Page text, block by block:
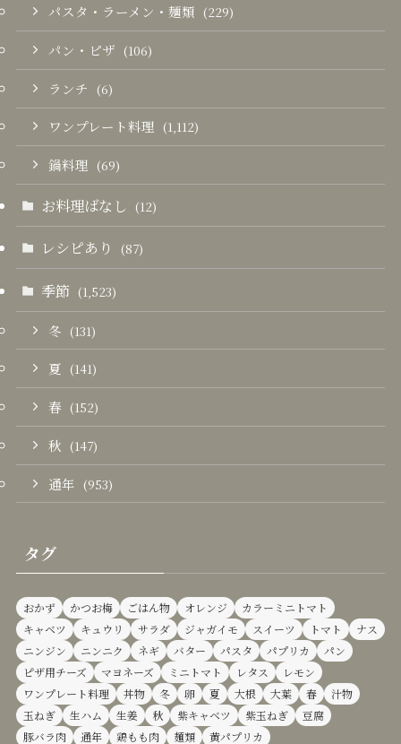
パスタ・ラーメン・麺類 (229)
パン・ピザ (106)
ランチ (6)
ワンプレート料理 (1,112)
鍋料理 (69)
お料理ばなし (12)
レシピあり (87)
季節 (1,523)
冬 (131)
夏 (141)
春 (152)
秋 (147)
通年 (953)
タグ
おかず かつお梅 ごはん物 オレンジ
カラーミニトマト
キャベツ
キュウリ サラダ ジャガイモ スイーツ トマト
ナス
ニンジン
ニンニク ネギ バター パスタ パプリカ
パン
ピザ用チーズ
マヨネーズ ミニトマト レタス
レモン
ワンプレート料理
丼物 冬 卵 夏 大根 大葉 春
汁物
玉ねぎ
生ハム 生姜 秋 紫キャベツ 紫玉ねぎ
豆腐
豚バラ肉
通年 鶏もも肉 麺類 黄パプリカ